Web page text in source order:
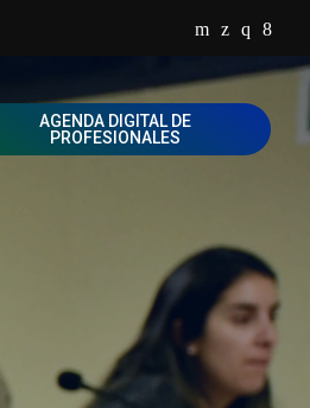
AGENDA DIGITAL DE
PROFESIONALES